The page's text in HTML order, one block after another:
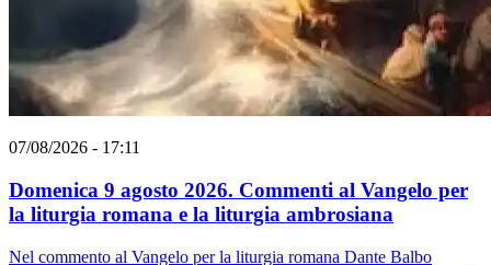
07/08/2026 - 17:11
Domenica 9 agosto 2026. Commenti al Vangelo per
la liturgia romana e la liturgia ambrosiana
Nel commento al Vangelo per la liturgia romana Dante Balbo